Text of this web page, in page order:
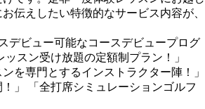
伝えしたい特徴的なサービス内容が、
デビュー可能なコースデビュープログ
スン受け放題の定額制プラン！」
ンを専門とするインストラクター陣！」
！」 「全打席シミュレーションゴルフ